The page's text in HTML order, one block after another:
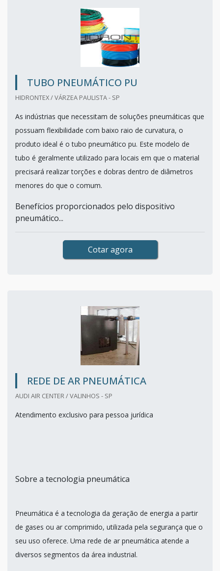
TUBO PNEUMÁTICO PU
HIDRONTEX / VÁRZEA PAULISTA - SP
As indústrias que necessitam de soluções pneumáticas que
possuam flexibilidade com baixo raio de curvatura, o
produto ideal é o tubo pneumático pu. Este modelo de
tubo é geralmente utilizado para locais em que o material
precisará realizar torções e dobras dentro de diâmetros
menores do que o comum.
Benefícios proporcionados pelo dispositivo
pneumático...
Cotar agora
REDE DE AR PNEUMÁTICA
AUDI AIR CENTER / VALINHOS - SP
Atendimento exclusivo para pessoa jurídica
Sobre a tecnologia pneumática
Pneumática é a tecnologia da geração de energia a partir
de gases ou ar comprimido, utilizada pela segurança que o
seu uso oferece. Uma rede de ar pneumática atende a
diversos segmentos da área industrial.